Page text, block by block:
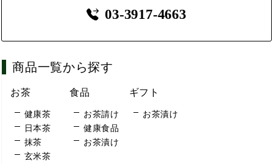
03-3917-4663
商品一覧から探す
お茶
健康茶
日本茶
抹茶
玄米茶
食品
お茶請け
健康食品
お茶漬け
ギフト
お茶漬け